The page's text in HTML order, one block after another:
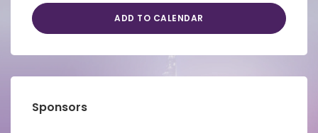
ADD TO CALENDAR
Sponsors